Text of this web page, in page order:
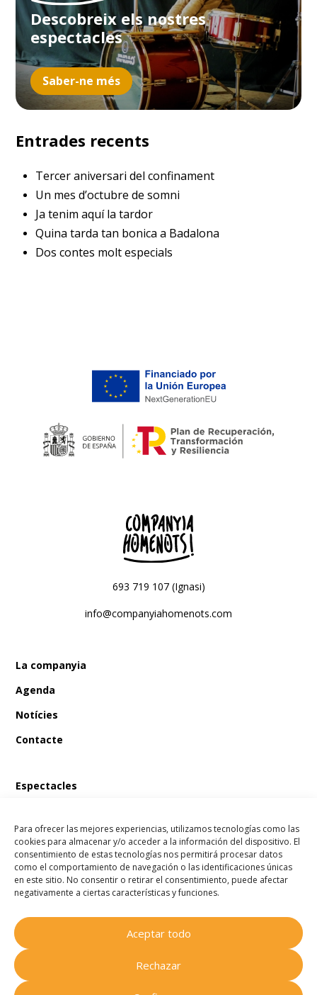
Para ofrecer las mejores experiencias, utilizamos tecnologías como las
cookies para almacenar y/o acceder a la información del dispositivo. El
consentimiento de estas tecnologías nos permitirá procesar datos
como el comportamiento de navegación o las identificaciones únicas
en este sitio. No consentir o retirar el consentimiento, puede afectar
negativamente a ciertas características y funciones.
Aceptar todo
Rechazar
Descobreix els nostres
espectacles
Saber-ne més
Entrades recents
Tercer aniversari del confinament
Un mes d’octubre de somni
Ja tenim aquí la tardor
Quina tarda tan bonica a Badalona
Dos contes molt especials
693 719 107 (Ignasi)
info@companyiahomenots.com
La companyia
Agenda
Notícies
Contacte
Espectacles
En Bum i el llibre màgic de les fades
En Bum i l’estel dels desitjos
En Bum i el secret de l’amistat
Companyia Homenots
Tots els drets reservats.